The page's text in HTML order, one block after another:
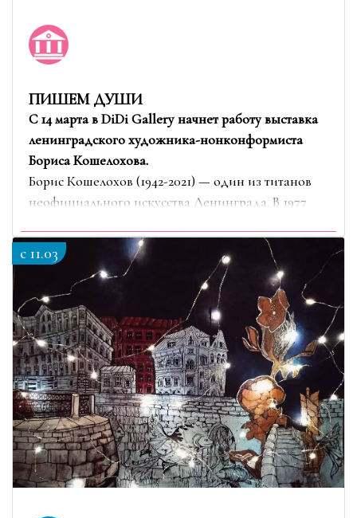
ПИШЕМ ДУШИ
С 14 марта в DiDi Gallery начнет работу выставка
ленинградского художника-нонконформиста
Бориса Кошелохова.
Борис Кошелохов (1942-2021) — один из титанов
неофициального искусства Ленинграда. В 1977
вокруг себя Тимура Новикова, Олега
Котельникова и Елену Фигурину. Внесённый
Борисом Кошелоховым постулат «пишем душу на
чём угодно и …
c 11.03